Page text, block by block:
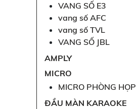
VANG SỐ E3
vang số AFC
vang số TVL
VANG SỐ JBL
AMPLY
MICRO
MICRO PHÒNG HỌP
ĐẦU MÀN KARAOKE